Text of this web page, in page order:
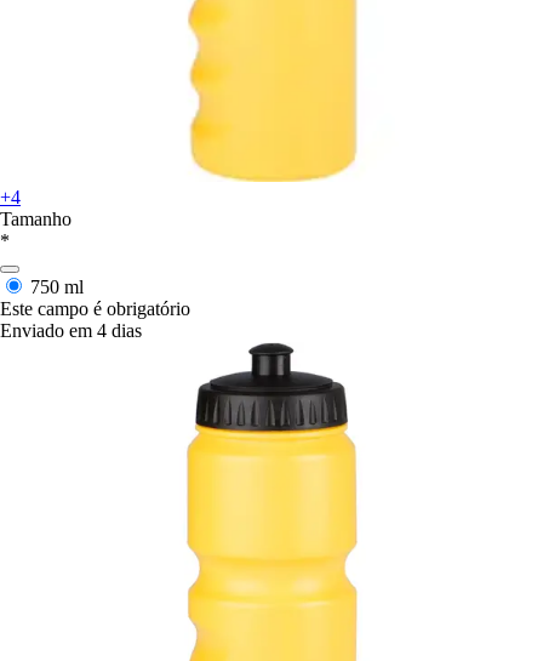
+4
Tamanho
*
750 ml
Este campo é obrigatório
Enviado em 4 dias